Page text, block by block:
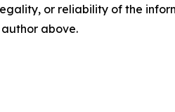
or reliability of the
above.